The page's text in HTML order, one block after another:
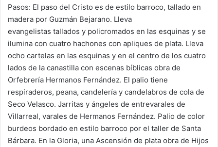
Pasos: El paso del Cristo es de estilo barroco, tallado en
madera por Guzmán Bejarano. Lleva
evangelistas tallados y policromados en las esquinas y se
ilumina con cuatro hachones con apliques de plata. Lleva
ocho cartelas en las esquinas y en el centro de los cuatro
lados de la canastilla con escenas bíblicas obra de
Orfebrería Hermanos Fernández. El palio tiene
respiraderos, peana, candelería y candelabros de cola de
Seco Velasco. Jarritas y ángeles de entrevarales de
Villarreal, varales de Hermanos Fernández. Palio de color
burdeos bordado en estilo barroco por el taller de Santa
Bárbara. En la Gloria, una Ascensión de plata obra de Hijos